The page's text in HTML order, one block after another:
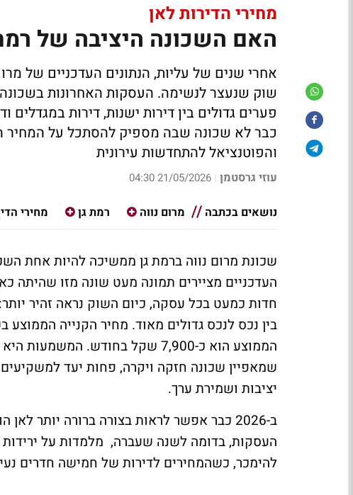
מחירי הדירות לאן
האם השכונה היציבה של
אחרי שנים של עליות, הנתונים העדכניים של
שוק שנעצר לנשימה. העסקות האחרונות
פערים גדולים בין דירות ישנות, דירות במגדלים
כבר לא שכונה שבה מספיק להסתכל על המחיר
והפוטנציאל להתחדשות עירונית
עוזי גרסטמן |
21/05/2026 04:30
נושאים בכתבה
מרום נווה רמת גן מחירי
שכונת מרום נווה ברמת גן ממשיכה להיות אחת
העדכניים מציירים תמונה מעט שונה מזו שהיתה
חדות כמעט בכל עסקה, כיום השוק נראה זהיר
שמאפיין שכונה חזקה ויקרה, פחות יעד
יציבות ושמירת ערך.
ב-2026 כבר אפשר לראות בצורה ברורה יותר
העסקות, בדומה לשנה שעברה, מלמדות על ירידות
להימכר, כשהמחירים לדירות של חמישה חדרים נעים בבמחירים של 3.65-